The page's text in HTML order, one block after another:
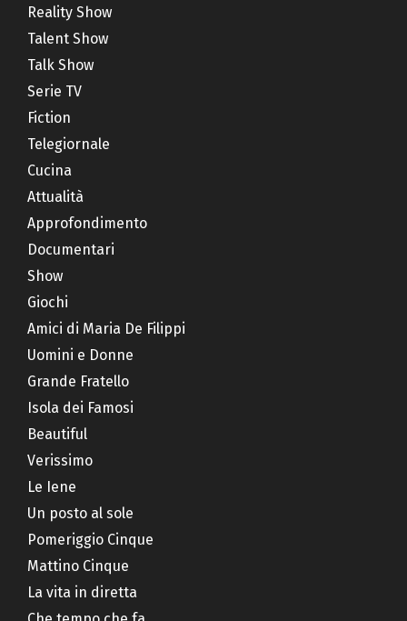
Reality Show
Talent Show
Talk Show
Serie TV
Fiction
Telegiornale
Cucina
Attualità
Approfondimento
Documentari
Show
Giochi
Amici di Maria De Filippi
Uomini e Donne
Grande Fratello
Isola dei Famosi
Beautiful
Verissimo
Le Iene
Un posto al sole
Pomeriggio Cinque
Mattino Cinque
La vita in diretta